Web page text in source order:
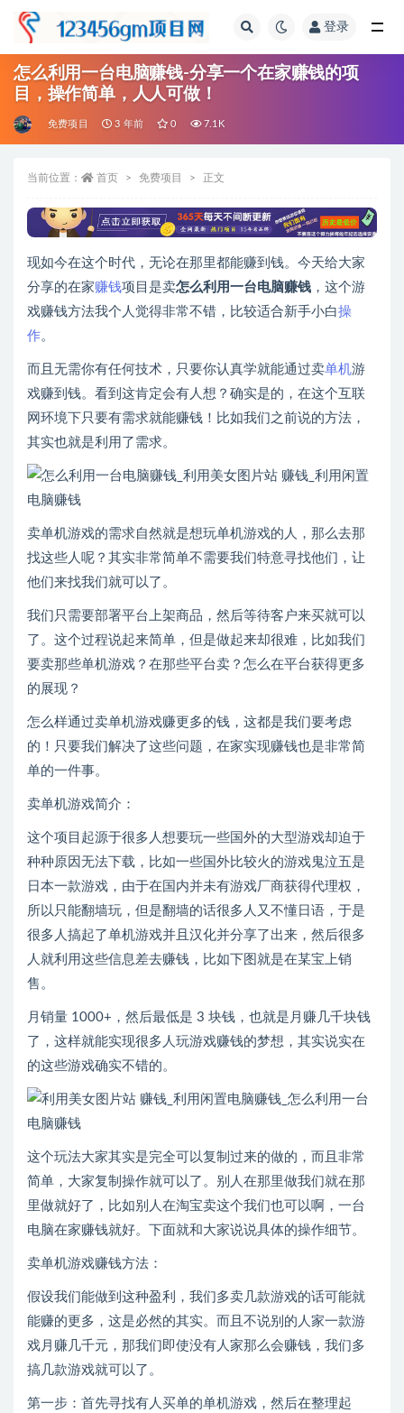
登录
怎么利用一台电脑赚钱-分享一个在家赚钱的项
目，操作简单，人人可做！
免费项目 3 年前 0 7.1K
当前位置： 首页 免费项目 正文
现如今在这个时代，无论在那里都能赚到钱。今天给大家
分享的在家赚钱项目是卖怎么利用一台电脑赚钱 ，这个游
戏赚钱方法我个人觉得非常不错，比较适合新手小白操
作。
而且无需你有任何技术，只要你认真学就能通过卖单机游
戏赚到钱。看到这肯定会有人想？确实是的，在这个互联
网环境下只要有需求就能赚钱！比如我们之前说的方法，
其实也就是利用了需求。
卖单机游戏的需求自然就是想玩单机游戏的人，那么去那
找这些人呢？其实非常简单不需要我们特意寻找他们，让
他们来找我们就可以了。
我们只需要部署平台上架商品，然后等待客户来买就可以
了。这个过程说起来简单，但是做起来却很难，比如我们
要卖那些单机游戏？在那些平台卖？怎么在平台获得更多
的展现？
怎么样通过卖单机游戏赚更多的钱，这都是我们要考虑
的！只要我们解决了这些问题，在家实现赚钱也是非常简
单的一件事。
卖单机游戏简介：
这个项目起源于很多人想要玩一些国外的大型游戏却迫于
种种原因无法下载，比如一些国外比较火的游戏鬼泣五是
日本一款游戏，由于在国内并未有游戏厂商获得代理权，
所以只能翻墙玩，但是翻墙的话很多人又不懂日语，于是
很多人搞起了单机游戏并且汉化并分享了出来，然后很多
人就利用这些信息差去赚钱，比如下图就是在某宝上销
售。
月销量 1000+，然后最低是 3 块钱，也就是月赚几千块钱
了，这样就能实现很多人玩游戏赚钱的梦想，其实说实在
的这些游戏确实不错的。
这个玩法大家其实是完全可以复制过来的做的，而且非常
简单，大家复制操作就可以了。别人在那里做我们就在那
里做就好了，比如别人在淘宝卖这个我们也可以啊，一台
电脑在家赚钱就好。下面就和大家说说具体的操作细节。
卖单机游戏赚钱方法：
假设我们能做到这种盈利，我们多卖几款游戏的话可能就
能赚的更多，这是必然的其实。而且不说别的人家一款游
戏月赚几千元，那我们即使没有人家那么会赚钱，我们多
搞几款游戏就可以了。
第一步：首先寻找有人买单的单机游戏，然后在整理起